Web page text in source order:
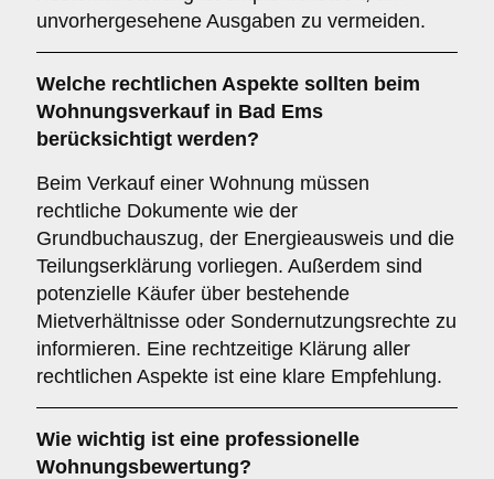
unvorhergesehene Ausgaben zu vermeiden.
Welche rechtlichen Aspekte sollten beim
Wohnungsverkauf in Bad Ems
berücksichtigt werden?
Beim Verkauf einer Wohnung müssen
rechtliche Dokumente wie der
Grundbuchauszug, der Energieausweis und die
Teilungserklärung vorliegen. Außerdem sind
potenzielle Käufer über bestehende
Mietverhältnisse oder Sondernutzungsrechte zu
informieren. Eine rechtzeitige Klärung aller
rechtlichen Aspekte ist eine klare Empfehlung.
Wie wichtig ist eine professionelle
Wohnungsbewertung?